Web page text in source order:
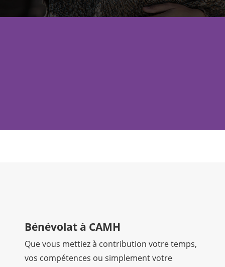
Bénévolat à CAMH
Que vous mettiez à contribution votre temps,
vos compétences ou simplement votre